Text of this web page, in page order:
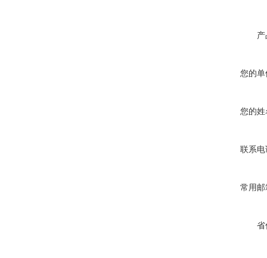
您的
您的
联系
常用
省